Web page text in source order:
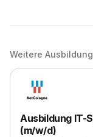
Weitere
Ausbildung IT-
(m/w/d)